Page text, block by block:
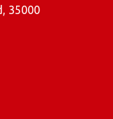
35000